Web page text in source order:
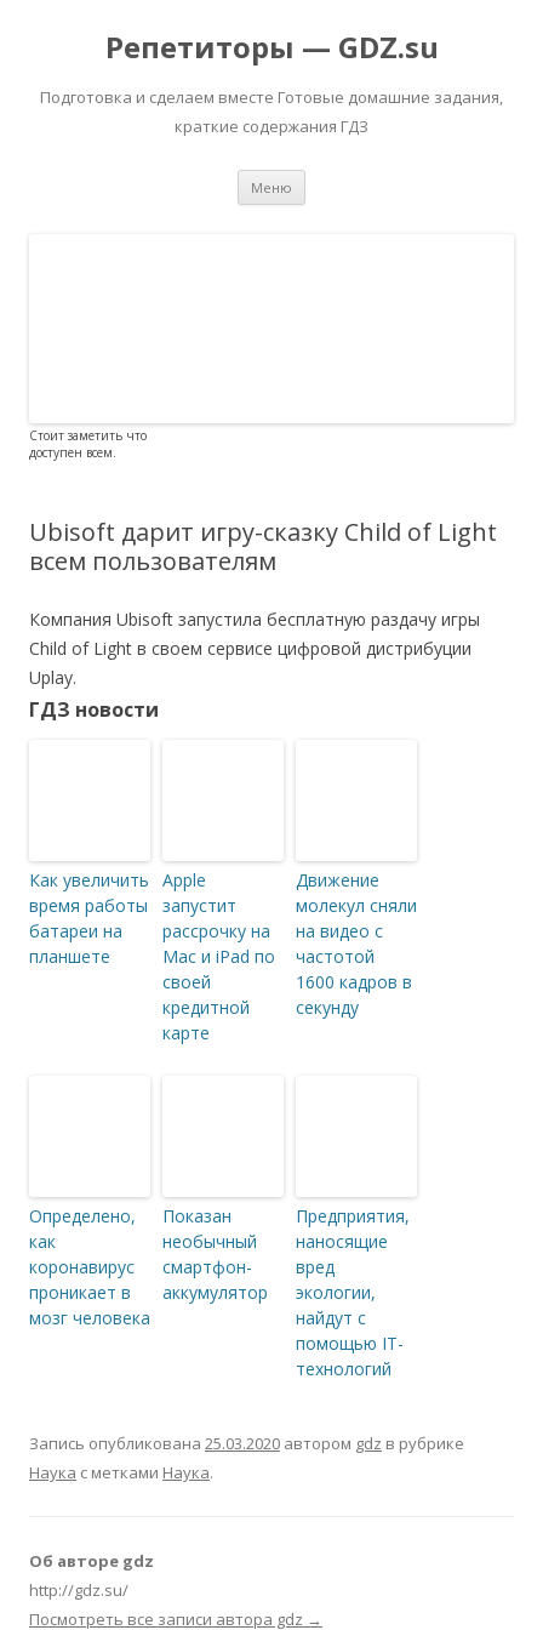
Репетиторы — GDZ.su
Подготовка и сделаем вместе Готовые домашние задания,
краткие содержания ГДЗ
Меню
Стоит заметить что
доступен всем.
Ubisoft дарит игру-сказку Child of Light
всем пользователям
Компания Ubisoft запустила бесплатную раздачу игры
Child of Light в своем сервисе цифровой дистрибуции
Uplay.
ГДЗ новости
Как увеличить
время работы
батареи на
планшете
Apple
запустит
рассрочку на
Mac и iPad по
своей
кредитной
карте
Движение
молекул сняли
на видео с
частотой
1600 кадров в
секунду
Определено,
как
коронавирус
проникает в
мозг человека
Показан
необычный
смартфон-
аккумулятор
Предприятия,
наносящие
вред
экологии,
найдут с
помощью IT-
технологий
Запись опубликована 25.03.2020 автором gdz в рубрике
Наука с метками Наука.
Об авторе gdz
http://gdz.su/
Посмотреть все записи автора gdz →